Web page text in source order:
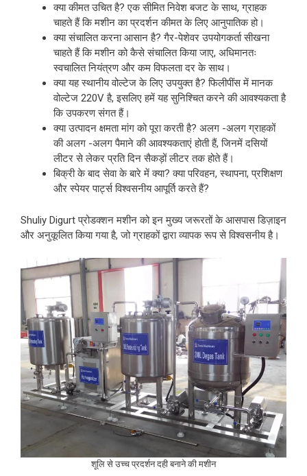
क्या कीमत उचित है? एक सीमित निवेश बजट के साथ, ग्राहक
चाहते हैं कि मशीन का प्रदर्शन कीमत के लिए आनुपातिक हो।
क्या संचालित करना आसान है? गैर-पेशेवर उपयोगकर्ता सीखना
चाहते हैं कि मशीन को कैसे संचालित किया जाए, अधिमानतः
स्वचालित नियंत्रण और कम विफलता दर के साथ।
क्या यह स्थानीय वोल्टेज के लिए उपयुक्त है? फिलीपींस में मानक
वोल्टेज 220V है, इसलिए हमें यह सुनिश्चित करने की आवश्यकता है
कि उपकरण संगत हैं।
क्या उत्पादन क्षमता मांग को पूरा करती है? अलग -अलग ग्राहकों
की अलग -अलग पैमाने की आवश्यकताएं होती हैं, जिनमें दसियों
लीटर से लेकर प्रति दिन सैकड़ों लीटर तक होते हैं।
बिक्री के बाद सेवा के बारे में क्या? क्या परिवहन, स्थापना, प्रशिक्षण
और स्पेयर पार्ट्स विश्वसनीय आपूर्ति करते हैं?
Shuliy Digurt प्रोडक्शन मशीन को इन मुख्य जरूरतों के आसपास डिज़ाइन
और अनुकूलित किया गया है, जो ग्राहकों द्वारा व्यापक रूप से विश्वसनीय है।
शूलि से उच्च प्रदर्शन दही बनाने की मशीन